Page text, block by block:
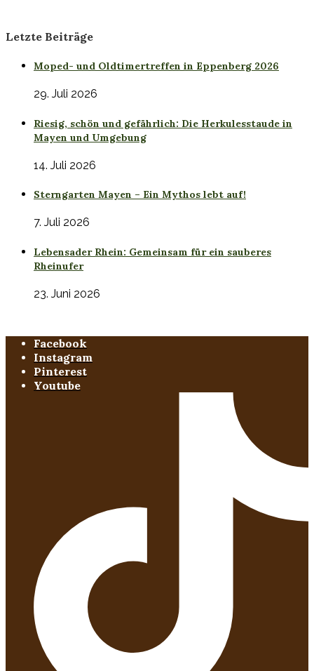
Letzte Beiträge
Moped- und Oldtimertreffen in Eppenberg 2026
29. Juli 2026
Riesig, schön und gefährlich: Die Herkulesstaude in
Mayen und Umgebung
14. Juli 2026
Sterngarten Mayen – Ein Mythos lebt auf!
7. Juli 2026
Lebensader Rhein: Gemeinsam für ein sauberes
Rheinufer
23. Juni 2026
Facebook
Instagram
Pinterest
Youtube